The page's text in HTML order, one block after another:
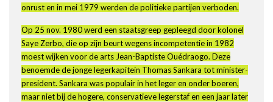
onrust en in mei 1979 werden de politieke partijen verboden.
Op 25 nov. 1980 werd een staatsgreep gepleegd door kolonel
Saye Zerbo, die op zijn beurt wegens incompetentie in 1982
moest wijken voor de arts Jean-Baptiste Ouédraogo. Deze
benoemde de jonge legerkapitein Thomas Sankara tot minister-
president. Sankara was populair in het leger en onder boeren,
maar niet bij de hogere, conservatieve legerstaf en een jaar later